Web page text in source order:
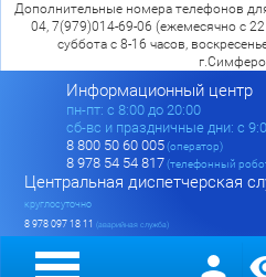
Дополнительные номера телефонов
04, 7(979)014-69-06 (ежемесячно с
суббота с 8-16 часов,
Информационный центр
пн-пт: c 8:00 до 20:00
сб-вс и праздничные дни: с
8 800 50 60 005(оператор)
8 978 54 54 817(телефонный
Центральная диспетчерская
круглосуточно
8 978 097 18 11 (аварийная служба)